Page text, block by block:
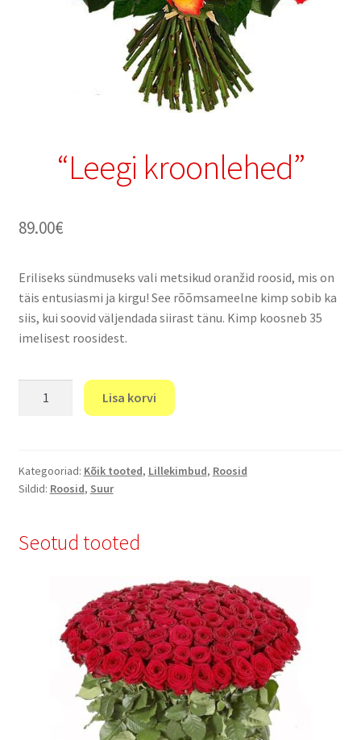
“Leegi kroonlehed”
89.00€
Eriliseks sündmuseks vali metsikud oranžid roosid, mis on
täis entusiasmi ja kirgu! See rõõmsameelne kimp sobib ka
siis, kui soovid väljendada siirast tänu. Kimp koosneb 35
imelisest roosidest.
kroonlehed"
Lisa korvi
Kategooriad: Kõik tooted, Lillekimbud, Roosid
Sildid: Roosid, Suur
Seotud tooted